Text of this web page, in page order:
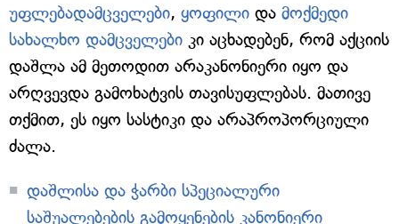
უფლებადამცველები, ყოფილი და მოქმედი
სახალხო დამცველები კი აცხადებენ, რომ აქციის
დაშლა ამ მეთოდით არაკანონიერი იყო და
არღვევდა გამოხატვის თავისუფლებას. მათივე
თქმით, ეს იყო სასტიკი და არაპროპორციული
ძალა.
დაშლისა და ჭარბი სპეციალური
საშუალებების გამოყენების კანონიერი